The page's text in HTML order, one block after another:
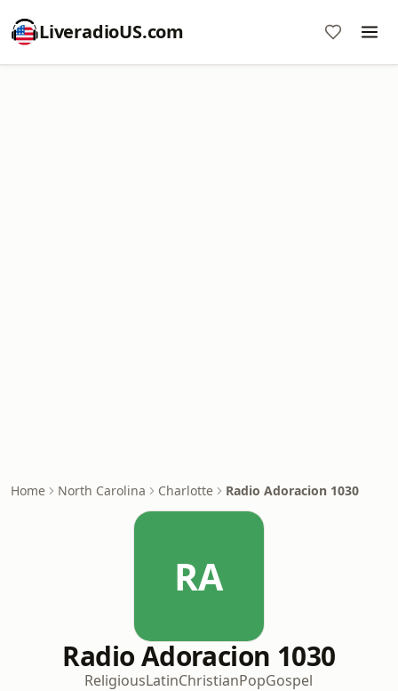
LiveradioUS.com
Home North Carolina Charlotte Radio Adoracion 1030
RA
Radio Adoracion 1030
ReligiousLatinChristianPopGospel